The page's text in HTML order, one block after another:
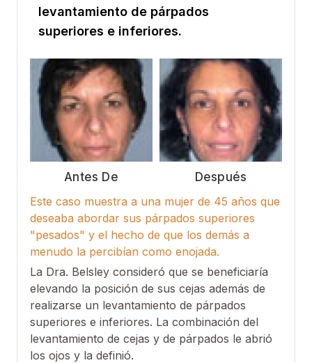
levantamiento de párpados
superiores e inferiores.
Antes De
Después
Este caso muestra a una mujer de 45 años que
deseaba abordar sus párpados superiores
"pesados" y el hecho de que los demás a
menudo la percibían como enojada.
La Dra. Belsley consideró que se beneficiaría
elevando la posición de sus cejas además de
realizarse un levantamiento de párpados
superiores e inferiores. La combinación del
levantamiento de cejas y de párpados le abrió
los ojos y la definió.